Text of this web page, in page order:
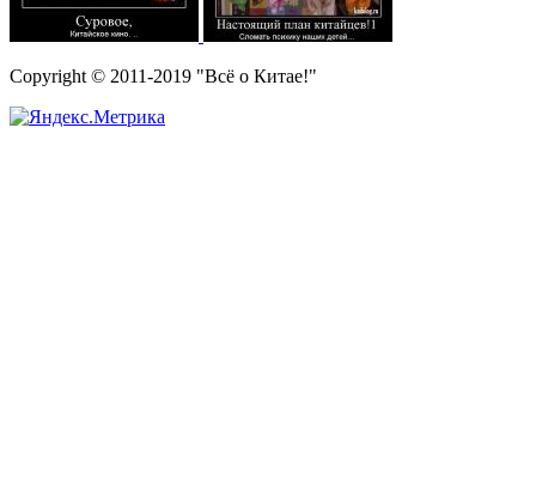
Copyright © 2011-2019 "Всё о Китае!"